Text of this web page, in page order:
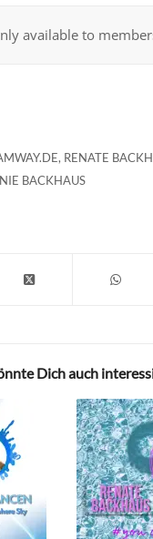
available to
, RENATE
BACKHAUS
Dich auch